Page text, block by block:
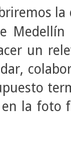
la
un
la foto